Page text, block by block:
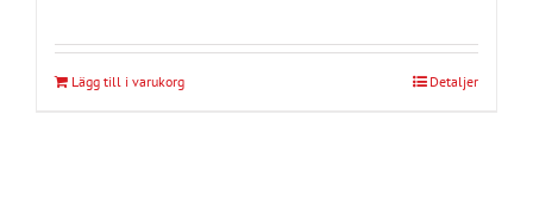
Lägg till i varukorg Detaljer